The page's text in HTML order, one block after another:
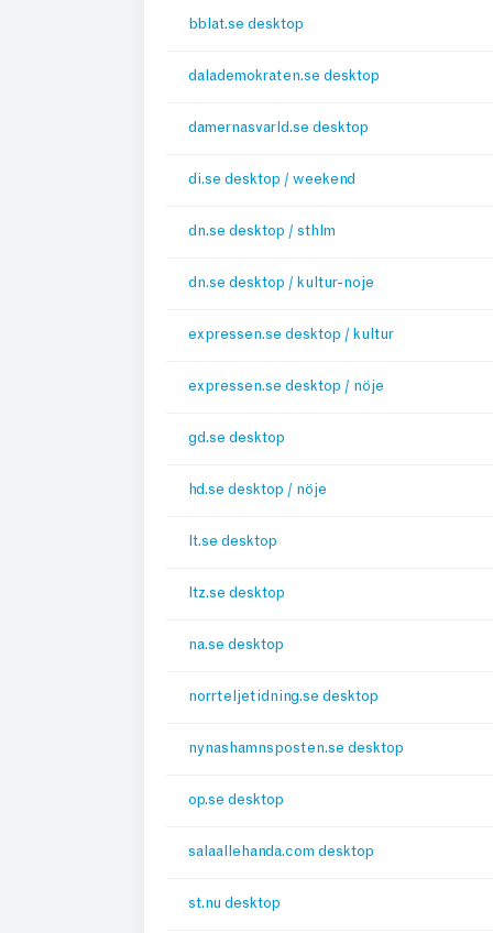
bblat.se desktop
dalademokraten.se desktop
damernasvarld.se desktop
di.se desktop / weekend
dn.se desktop / sthlm
dn.se desktop / kultur-noje
expressen.se desktop / kultur
expressen.se desktop / nöje
gd.se desktop
hd.se desktop / nöje
lt.se desktop
ltz.se desktop
na.se desktop
norrteljetidning.se desktop
nynashamnsposten.se desktop
op.se desktop
salaallehanda.com desktop
st.nu desktop